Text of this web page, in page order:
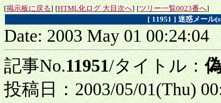
[掲示板に戻る] [HTML化ログ 大目次へ] [ツリー一覧0023番へ]
[ 11951 ] 迷惑メール
Date: 2003 May 01 00:24:04
記事No.11951/タイトル：
投稿日：2003/05/01(Thu)